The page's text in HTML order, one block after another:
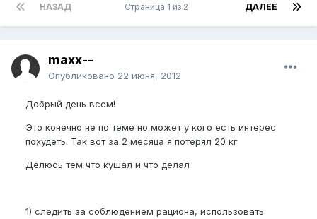
НАЗАД ДАЛЕЕ
Страница 1 из 2
maxx--
Опубликовано 22 июня, 2012
Добрый день всем!
Это конечно не по теме но может у кого есть интерес
похудеть. Так вот за 2 месяца я потерял 20 кг
Делюсь тем что кушал и что делал
1) следить за соблюдением рациона, использовать